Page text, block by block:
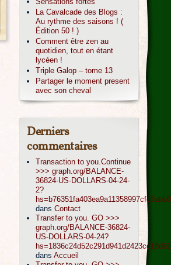
La Cavalcade des Blogs :
Au rythme des saisons ! (
Édition 50 ! )
Comment être zen au
quotidien, tout en étant
lycéen !
Triple Galop – tome 13
Partager le moment present
avec son cheval
Derniers
commentaires
Transaction to you.Continue
>>> graph.org/BALANCE-
36824-US-DOLLARS-04-24-
2?
dans Contact
Transfer to you. GO >>>
graph.org/BALANCE-36824-
US-DOLLARS-04-24?
dans Accueil